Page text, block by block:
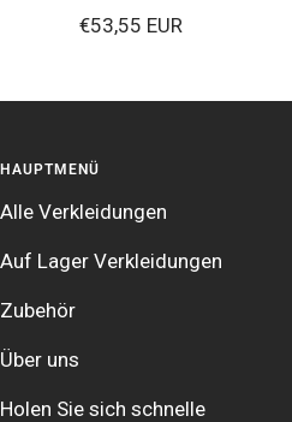
Verkaufspreis
€53,55 EUR
HAUPTMENÜ
Alle Verkleidungen
Auf Lager Verkleidungen
Zubehör
Über uns
Holen Sie sich schnelle